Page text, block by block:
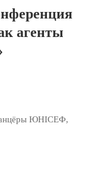
агенты
ЮНІСЕФ,